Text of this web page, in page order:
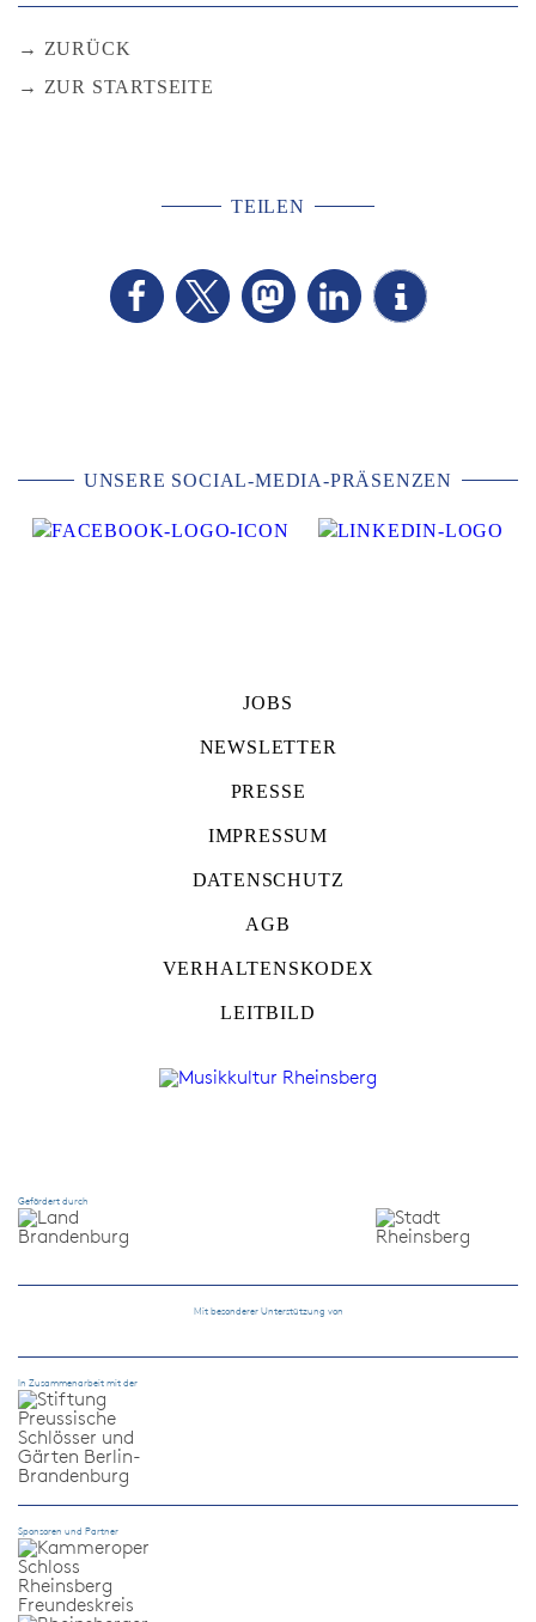
ZURÜCK
ZUR STARTSEITE
TEILEN
UNSERE SOCIAL-MEDIA-PRÄSENZEN
JOBS
NEWSLETTER
PRESSE
IMPRESSUM
DATENSCHUTZ
AGB
VERHALTENSKODEX
LEITBILD
Gefördert durch
Mit besonderer Unterstützung von
In Zusammenarbeit mit der
Sponsoren und Partner